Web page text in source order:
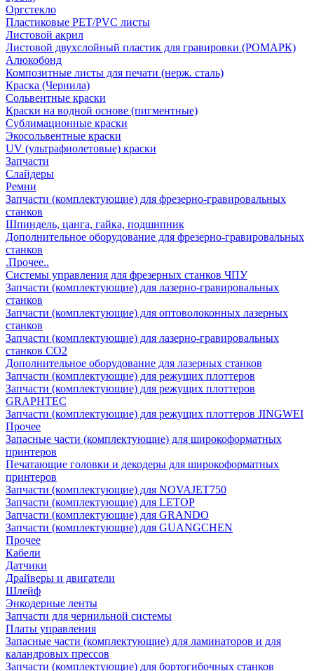
Оргстекло
Пластиковые PET/PVC листы
Листовой акрил
Листовой двухслойный пластик для гравировки (РОМАРК)
Алюкобонд
Композитные листы для печати (нерж. сталь)
Краска (Чернила)
Сольвентные краски
Краски на водной основе (пигментные)
Сублимационные краски
Экосольвентные краски
UV (ультрафиолетовые) краски
Запчасти
Слайдеры
Ремни
Запчасти (комплектующие) для фрезерно-гравировальных
станков
Шпиндель, цанга, гайка, подшипник
Дополнительное оборудование для фрезерно-гравировальных
станков
.Прочее..
Системы управления для фрезерных станков ЧПУ
Запчасти (комплектующие) для лазерно-гравировальных
станков
Запчасти (комплектующие) для оптоволоконных лазерных
станков
Запчасти (комплектующие) для лазерно-гравировальных
станков CO2
Дополнительное оборудование для лазерных станков
Запчасти (комплектующие) для режущих плоттеров
Запчасти (комплектующие) для режущих плоттеров
GRAPHTEC
Запчасти (комплектующие) для режущих плоттеров JINGWEI
Прочее
Запасные части (комплектующие) для широкоформатных
принтеров
Печатающие головки и декодеры для широкоформатных
принтеров
Запчасти (комплектующие) для NOVAJET750
Запчасти (комплектующие) для LETOP
Запчасти (комплектующие) для GRANDO
Запчасти (комплектующие) для GUANGCHEN
Прочее
Кабели
Датчики
Драйверы и двигатели
Шлейф
Энкодерные ленты
Запчасти для чернильной системы
Платы управления
Запасные части (комплектующие) для ламинаторов и для
каландровых прессов
Запчасти (комплектующие) для бортогибочных станков